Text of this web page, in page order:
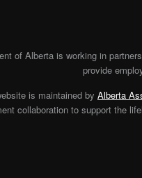
of Alberta is working in
provide
is maintained by Alberta
collaboration to support the